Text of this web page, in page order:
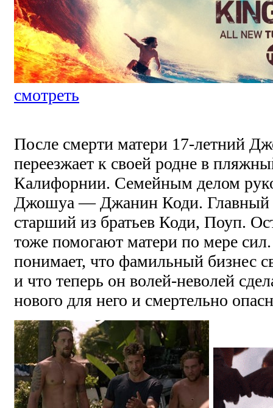
смотреть
После смерти матери 17-летний
переезжает к своей родне в
Калифорнии. Семейным делом
Джошуа — Джанин Коди.
старший из братьев Коди, Поуп.
тоже помогают матери по мере
понимает, что фамильный бизнес
и что теперь он волей-неволей
нового для него и смертельно